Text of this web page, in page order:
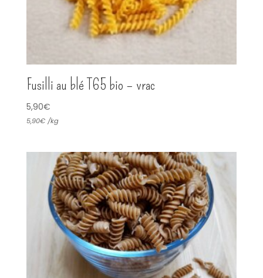
Fusilli au blé T65 bio – vrac
5,90€
5,90€ /kg